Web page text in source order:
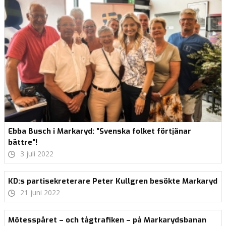
Ebba Busch i Markaryd: ”Svenska folket förtjänar
bättre”!
3 juli 2022
KD:s partisekreterare Peter Kullgren besökte Markaryd
21 juni 2022
Mötesspåret – och tågtrafiken – på Markarydsbanan